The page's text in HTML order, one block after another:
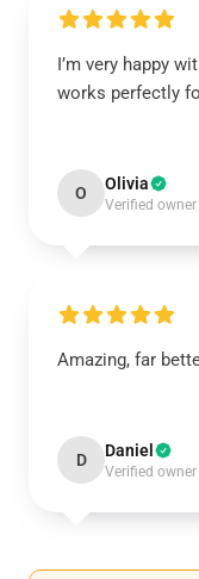
I’m very happy
works perfectly
O Olivia
Verified owner
Amazing, far
D Daniel
Verified owner